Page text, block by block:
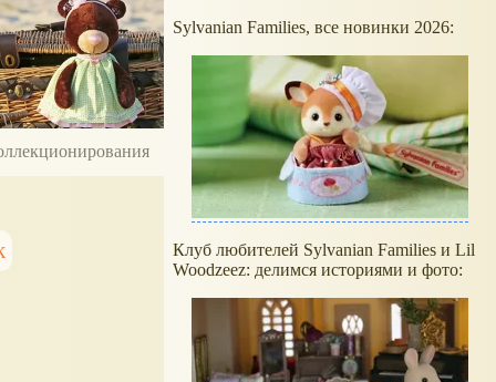
Sylvanian Families, все новинки 2026:
Клуб любителей Sylvanian Families и Lil
Woodzeez: делимся историями и фото: